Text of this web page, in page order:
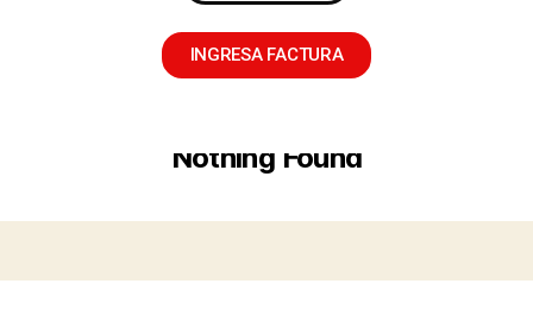
INGRESA FACTURA
Nothing Found